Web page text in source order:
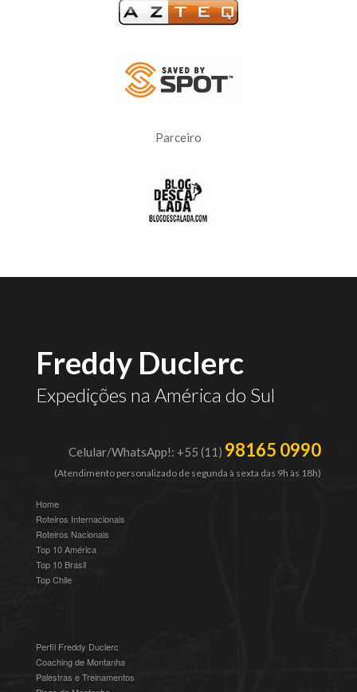
Parceiro
Freddy Duclerc
Expedições na América do Sul
Celular/WhatsApp!: +55 (11) 98165 0990
(Atendimento personalizado de segunda à sexta das 9h às 18h)
Home
Roteiros Internacionais
Roteiros Nacionais
Top 10 América
Top 10 Brasil
Top Chile
Perfil Freddy Duclerc
Coaching de Montanha
Palestras e Treinamentos